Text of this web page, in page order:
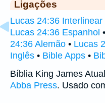
Ligações
Lucas 24:36 Interlinear
Lucas 24:36 Espanhol •
24:36 Alemão • Lucas
Inglês • Bible Apps •
Bíblia King James
Abba Press. Usado